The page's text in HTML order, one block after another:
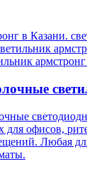
в Казани.
для офисов,
Любая